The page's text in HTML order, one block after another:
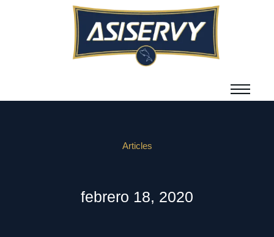
Articles
febrero 18, 2020